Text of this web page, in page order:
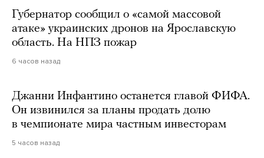
Губернатор сообщил о «самой массовой
атаке» украинских дронов на Ярославскую
область. На НПЗ пожар
6 часов назад
Джанни Инфантино останется главой ФИФА.
Он извинился за планы продать долю
в чемпионате мира частным инвесторам
5 часов назад